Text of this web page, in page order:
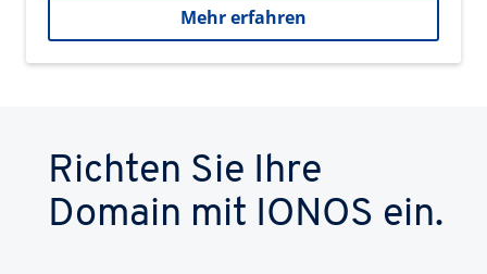
Mehr erfahren
Richten Sie Ihre
Domain mit IONOS ein.